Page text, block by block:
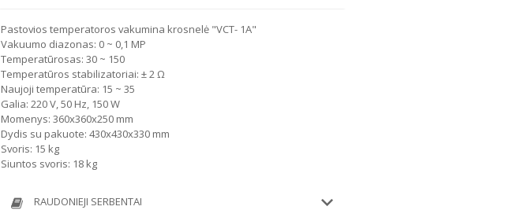
Pastovios temperatoros vakumina krosnelė "VCT- 1A"
Vakuumo diazonas: 0 ~ 0,1 MP
Temperatūrosas: 30 ~ 150
Temperatūros stabilizatoriai: ± 2 Ω
Naujoji temperatūra: 15 ~ 35
Galia: 220 V, 50 Hz, 150 W
Momenys: 360x360x250 mm
Dydis su pakuote: 430x430x330 mm
Svoris: 15 kg
Siuntos svoris: 18 kg
RAUDONIEJI SERBENTAI